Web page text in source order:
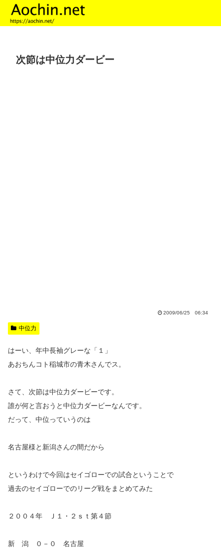
次節は中位力ダービー
2009/06/25 06:34
中位力
はーい、年中長袖グレーな「１」
あおちんコト稲城市の青木さんでス。
さて、次節は中位力ダービーです。
誰が何と言おうと中位力ダービーなんです。
だって、中位っていうのは
名古屋様と新潟さんの間だから
というわけで今回はセイゴローでの試合ということで
過去のセイゴローでのリーグ戦をまとめてみた
２００４年 Ｊ１・２ｓｔ第４節
新 潟 ０－０ 名古屋